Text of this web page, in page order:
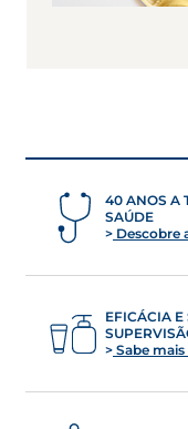
40 ANOS A
SAÚDE
Descobre
EFICÁCIA E
Sabe